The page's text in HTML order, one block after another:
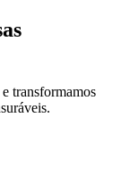
transformamos